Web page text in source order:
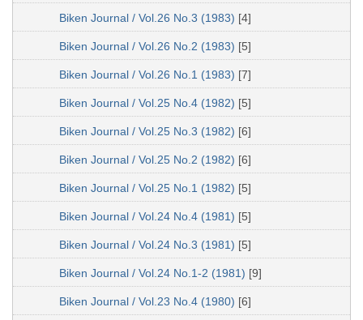
Biken Journal / Vol.26 No.3 (1983) [4]
Biken Journal / Vol.26 No.2 (1983) [5]
Biken Journal / Vol.26 No.1 (1983) [7]
Biken Journal / Vol.25 No.4 (1982) [5]
Biken Journal / Vol.25 No.3 (1982) [6]
Biken Journal / Vol.25 No.2 (1982) [6]
Biken Journal / Vol.25 No.1 (1982) [5]
Biken Journal / Vol.24 No.4 (1981) [5]
Biken Journal / Vol.24 No.3 (1981) [5]
Biken Journal / Vol.24 No.1-2 (1981) [9]
Biken Journal / Vol.23 No.4 (1980) [6]